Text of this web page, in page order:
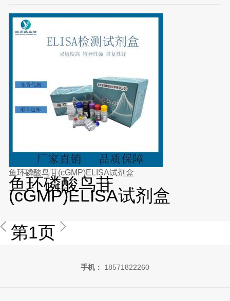
鱼环磷酸鸟苷(cGMP)ELISA试剂盒
鱼环磷酸鸟苷
(cGMP)ELISA试剂盒
第1页
手机： 18571822260